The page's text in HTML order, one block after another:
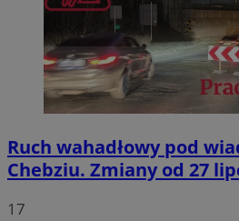
Ruch wahadłowy pod
Chebziu. Zmiany od 27
17